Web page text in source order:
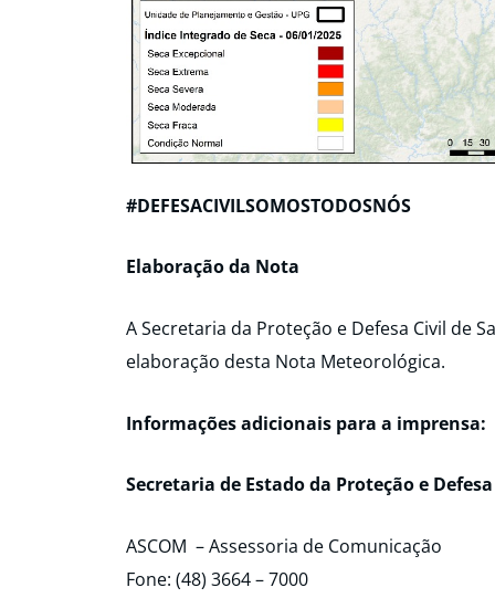
#DEFESACIVILSOMOSTODOSNÓS
Elaboração da Nota
A Secretaria da Proteção e Defesa Civil de
elaboração desta Nota Meteorológica.
Informações adicionais para a imprensa:
Secretaria de Estado da Proteção e
ASCOM – Assessoria de Comunicação
Fone: (48) 3664 – 7000